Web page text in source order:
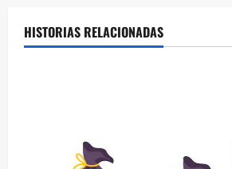
a
c
HISTORIAS RELACIONADAS